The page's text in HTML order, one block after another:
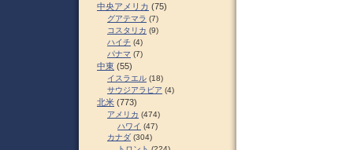
中央アメリカ (75)
グアテマラ (7)
コスタリカ (9)
ハイチ (4)
パナマ (7)
中東 (55)
イスラエル (18)
サウジアラビア (4)
北米 (773)
アメリカ (474)
ハワイ (47)
カナダ (304)